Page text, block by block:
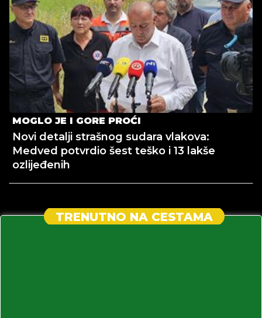
MOGLO JE I GORE PROĆI
Novi detalji strašnog sudara vlakova:
Medved potvrdio šest teško i 13 lakše
ozlijeđenih
TRENUTNO NA CESTAMA